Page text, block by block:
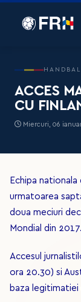
ACCES
CU
Miercuri, 06
Echipa nationala
urmatoarea
doua meciuri
Mondial din 2017.
Accesul
ora 20.30) si
baza legitimatiei